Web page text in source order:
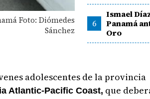
Foto: Diómedes
Sánchez
6
Ismael
Panamá
Oro
adolescentes de la provincia
Atlantic-Pacific Coast, que